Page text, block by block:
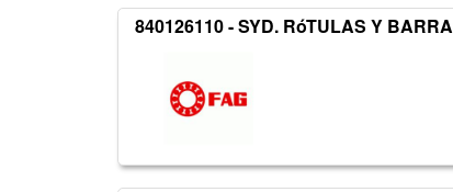
840126110 - SYD. RóTULAS Y